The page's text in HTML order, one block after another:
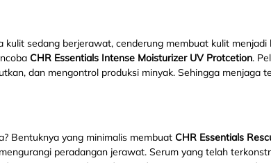
kulit sedang berjerawat, cenderung membuat kulit menjadi
CHR Essentials Intense Moisturizer UV Protcetion.
dan mengontrol produksi minyak. Sehingga menjaga
Bentuknya yang minimalis membuat CHR Essentials
peradangan jerawat. Serum yang telah